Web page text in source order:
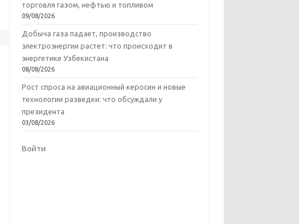
торговля газом, нефтью и топливом
09/08/2026
Добыча газа падает, производство
электроэнергии растет: что происходит в
энергетике Узбекистана
08/08/2026
Рост спроса на авиационный керосин и новые
технологии разведки: что обсуждали у
президента
03/08/2026
Войти